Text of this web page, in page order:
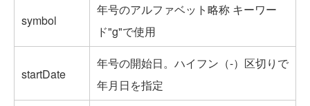
symbol
年号のアルファベット略称 キーワー
ド"g"で使用
startDate
年号の開始日。ハイフン（-）区切りで
年月日を指定